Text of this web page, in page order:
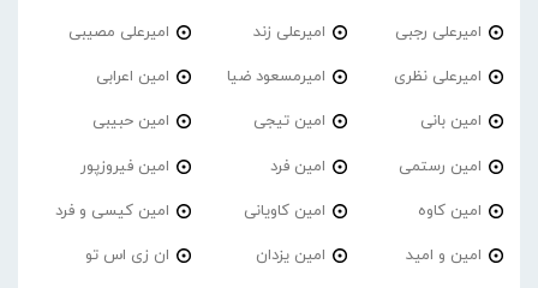
امیرعلی رجبی امیرعلی زند امیرعلی مصیبی
امیرعلی نظری امیرمسعود ضیا امین اعرابی
امین بانی امین تیجی امین حبیبی
امین رستمی امین فرد امین فیروزپور
امین کاوه امین کاویانی امین کیسی و فرد
امین و امید امین یزدان ان زی اس تو